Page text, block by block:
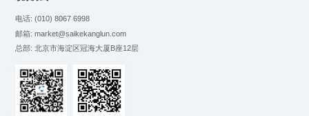
电话: (010) 8067 6998
邮箱: market@saikekanglun.com
总部: 北京市海淀区冠海大厦B座12层